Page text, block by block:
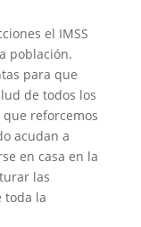
el IMSS
población.
para que
de todos los
reforcemos
acudan a
en casa en la
las
toda la